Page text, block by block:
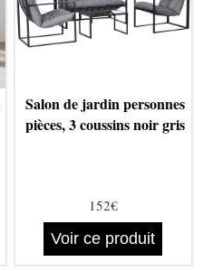
Salon de jardin personnes
pièces, 3 coussins noir gris
152€
Voir ce produit